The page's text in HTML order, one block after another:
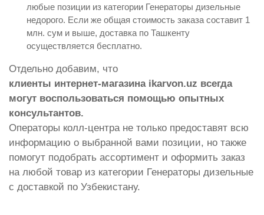
любые позиции из категории Генераторы дизельные
недорого. Если же общая стоимость заказа составит 1
млн. сум и выше, доставка по Ташкенту
осуществляется бесплатно.
Отдельно добавим, что
клиенты интернет-магазина ikarvon.uz всегда
могут воспользоваться помощью опытных
консультантов.
Операторы колл-центра не только предоставят всю
информацию о выбранной вами позиции, но также
помогут подобрать ассортимент и оформить заказ
на любой товар из категории Генераторы дизельные
с доставкой по Узбекистану.